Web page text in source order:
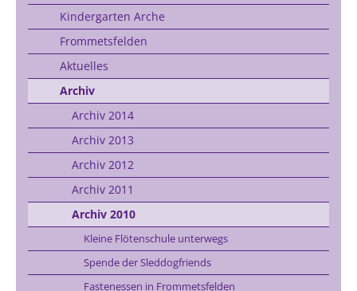
Kindergarten Arche
Frommetsfelden
Aktuelles
Archiv
Archiv 2014
Archiv 2013
Archiv 2012
Archiv 2011
Archiv 2010
Kleine Flötenschule unterwegs
Spende der Sleddogfriends
Fastenessen in Frommetsfelden